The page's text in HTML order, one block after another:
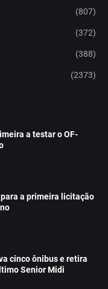
(807)
(372)
(388)
(2373)
a testar o OF-
a primeira licitação
cinco ônibus e retira
Senior Midi